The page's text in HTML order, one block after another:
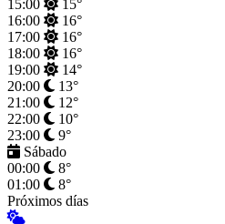
15:00
15°
16:00
16°
17:00
16°
18:00
16°
19:00
14°
20:00
13°
21:00
12°
22:00
10°
23:00
9°
Sábado
00:00
8°
01:00
8°
Próximos días